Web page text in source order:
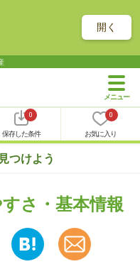
開く
0
保存した条件
0
お気に入り
つけよう
さ・基本情報